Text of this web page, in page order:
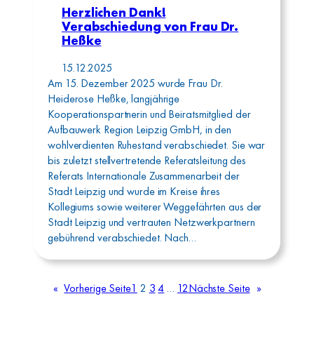
Herzlichen Dank!
Verabschiedung von Frau Dr.
Heßke
15.12.2025
Am 15. Dezember 2025 wurde Frau Dr.
Heiderose Heßke, langjährige
Kooperationspartnerin und Beiratsmitglied der
Aufbauwerk Region Leipzig GmbH, in den
wohlverdienten Ruhestand verabschiedet. Sie war
bis zuletzt stellvertretende Referatsleitung des
Referats Internationale Zusammenarbeit der
Stadt Leipzig und wurde im Kreise ihres
Kollegiums sowie weiterer Weggefährten aus der
Stadt Leipzig und vertrauten Netzwerkpartnern
gebührend verabschiedet. Nach…
« Vorherige Seite1 2 3 4 … 12Nächste Seite »